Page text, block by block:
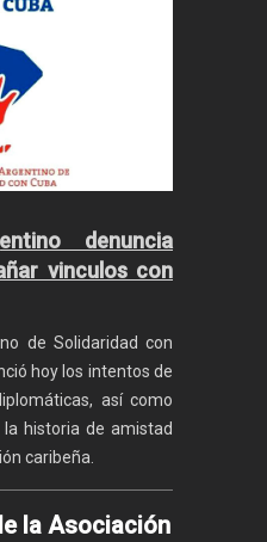
denuncia
vinculos con
de Solidaridad con
hoy los intentos de
así como
historia de amistad
caribeña.
la Asociación